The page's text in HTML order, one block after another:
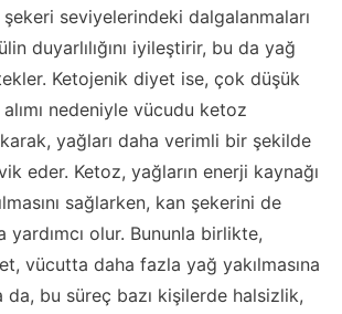
seviyelerindeki dalgalanmaları
duyarlılığını iyileştirir, bu da yağ
Ketojenik diyet ise, çok düşük
nedeniyle vücudu ketoz
yağları daha verimli bir şekilde
eder. Ketoz, yağların enerji kaynağı
sağlarken, kan şekerini de
yardımcı olur. Bununla birlikte,
vücutta daha fazla yağ yakılmasına
da, bu süreç bazı kişilerde halsizlik,